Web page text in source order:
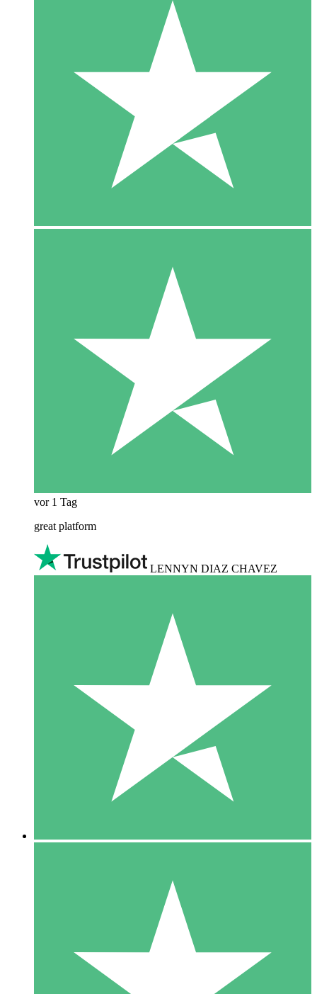
vor 1 Tag
great platform
LENNYN DIAZ CHAVEZ